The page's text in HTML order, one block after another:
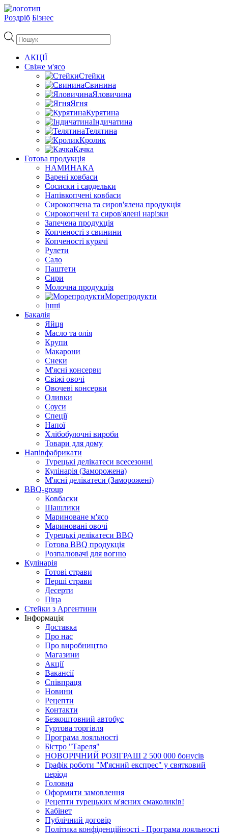
Роздріб Бізнес
Пошук
товарів
АКЦІЇ
Свіже м'ясо
Стейки
Свинина
Яловичина
Ягня
Курятина
Індичатина
Телятина
Кролик
Качка
Готова продукція
НАМИНАКА
Варені ковбаси
Сосиски і сардельки
Напівкопчені ковбаси
Сирокопчена та сиров'ялена продукція
Сирокопчені та сиров'ялені нарізки
Запечена продукція
Копченості з свинини
Копченості курячі
Рулети
Сало
Паштети
Сири
Молочна продукція
Морепродукти
Інші
Бакалія
Яйця
Масло та олія
Крупи
Макарони
Снеки
М'ясні консерви
Свіжі овочі
Овочеві консерви
Оливки
Соуси
Спеції
Напої
Хлібобулочні вироби
Товари для дому
Напівфабрикати
Турецькі делікатеси всесезонні
Кулінарія (Заморожена)
М'ясні делікатеси (Заморожені)
BBQ-group
Ковбаски
Шашлики
Мариноване м'ясо
Мариновані овочі
Турецькі делікатеси BBQ
Готова BBQ продукція
Розпалювачі для вогню
Кулінарія
Готові страви
Перші страви
Десерти
Піца
Стейки з Аргентини
Інформація
Доставка
Про нас
Про виробництво
Магазини
Акції
Вакансії
Співпраця
Новини
Рецепти
Контакти
Безкоштовний автобус
Гуртова торгівля
Програма лояльності
Бістро "Тареля"
НОВОРІЧНИЙ РОЗІГРАШ 2 500 000 бонусів
Графік роботи "М'ясний експрес" у святковий
період
Головна
Оформити замовлення
Рецепти турецьких м'ясних смаколиків!
Кабінет
Публічний договір
Політика конфіденційності - Програма лояльності